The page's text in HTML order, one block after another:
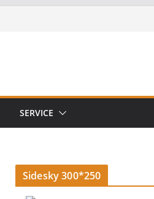
SERVICE
Sidesky 300*250